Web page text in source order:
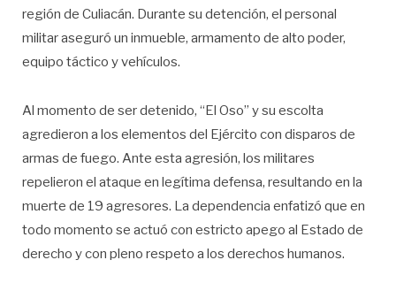
región de Culiacán. Durante su detención, el personal
militar aseguró un inmueble, armamento de alto poder,
equipo táctico y vehículos.
Al momento de ser detenido, “El Oso” y su escolta
agredieron a los elementos del Ejército con disparos de
armas de fuego. Ante esta agresión, los militares
repelieron el ataque en legítima defensa, resultando en la
muerte de 19 agresores. La dependencia enfatizó que en
todo momento se actuó con estricto apego al Estado de
derecho y con pleno respeto a los derechos humanos.